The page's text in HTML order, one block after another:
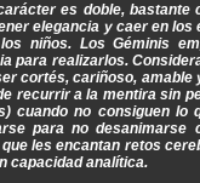
es doble, bastante
elegancia y caer en
niños. Los Géminis
para realizarlos.
cortés, cariñoso,
recurrir a la mentira sin
cuando no consiguen
para no
les encantan retos
capacidad analítica.